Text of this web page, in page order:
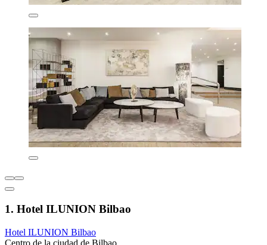
1. Hotel ILUNION Bilbao
Hotel ILUNION Bilbao
Centro de la ciudad de Bilbao